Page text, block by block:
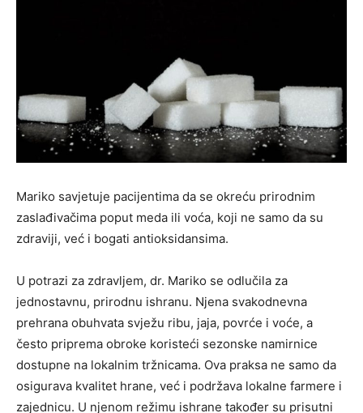
Mariko savjetuje pacijentima da se okreću prirodnim
zaslađivačima poput meda ili voća, koji ne samo da su
zdraviji, već i bogati antioksidansima.
U potrazi za zdravljem, dr. Mariko se odlučila za
jednostavnu, prirodnu ishranu. Njena svakodnevna
prehrana obuhvata svježu ribu, jaja, povrće i voće, a
često priprema obroke koristeći sezonske namirnice
dostupne na lokalnim tržnicama. Ova praksa ne samo da
osigurava kvalitet hrane, već i podržava lokalne farmere i
zajednicu. U njenom režimu ishrane također su prisutni